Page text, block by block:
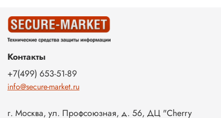
Контакты
+7(499) 653-51-89
info@secure-market.ru
г. Москва, ул. Профсоюзная, д. 56, ДЦ "Cherry